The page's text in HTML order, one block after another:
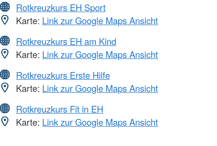
Rotkreuzkurs EH Sport
Karte: Link zur Google Maps Ansicht
Rotkreuzkurs EH am Kind
Karte: Link zur Google Maps Ansicht
Rotkreuzkurs Erste Hilfe
Karte: Link zur Google Maps Ansicht
Rotkreuzkurs Fit in EH
Karte: Link zur Google Maps Ansicht